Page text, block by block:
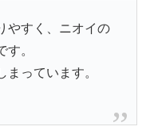
やすく、ニオイの
。
っています。